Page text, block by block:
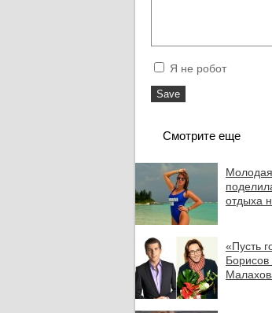
Я не робот
Смотрите еще
отдыха
«Пусть